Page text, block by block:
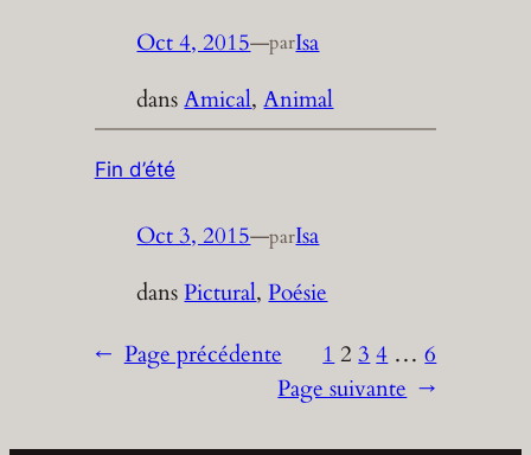
Oct 4, 2015—parIsa
dansAmical, Animal
Fin d’été
Oct 3, 2015—parIsa
dansPictural, Poésie
← Page précédente 1 2 3 4 … 6
Page suivante →